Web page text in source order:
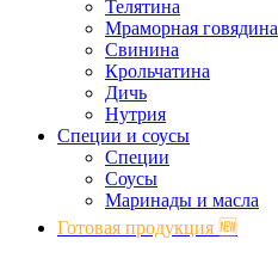
Телятина
Мраморная говядина
Свинина
Крольчатина
Дичь
Нутрия
Специи и соусы
Специи
Соусы
Маринады и масла
Готовая продукция 🆕